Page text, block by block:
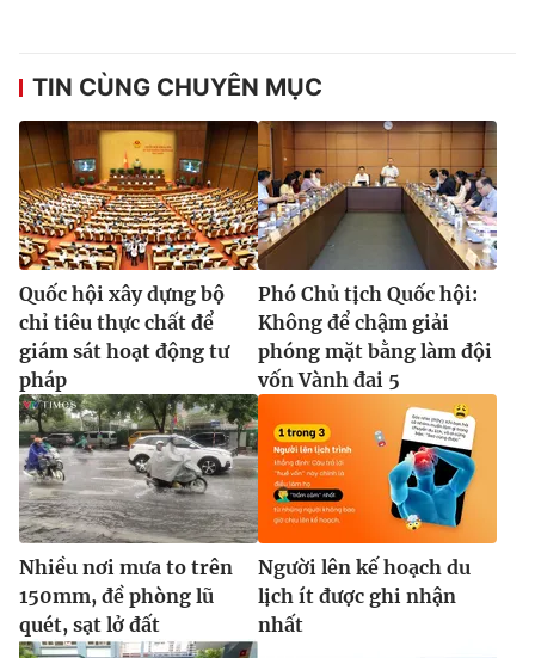
TIN CÙNG CHUYÊN MỤC
Quốc hội xây dựng bộ
chỉ tiêu thực chất để
giám sát hoạt động tư
pháp
Phó Chủ tịch Quốc hội:
Không để chậm giải
phóng mặt bằng làm đội
vốn Vành đai 5
Nhiều nơi mưa to trên
150mm, đề phòng lũ
quét, sạt lở đất
Người lên kế hoạch du
lịch ít được ghi nhận
nhất